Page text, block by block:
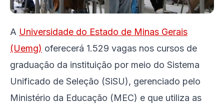
A Universidade do Estado de Minas Gerais
(Uemg) oferecerá 1.529 vagas nos cursos de
graduação da instituição por meio do Sistema
Unificado de Seleção (SiSU), gerenciado pelo
Ministério da Educação (MEC) e que utiliza as